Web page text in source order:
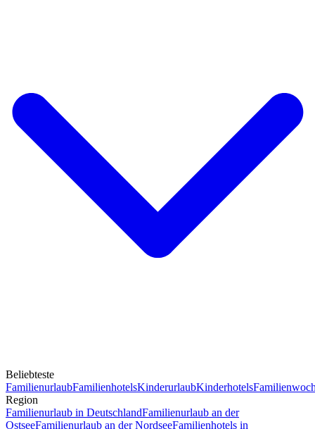
Beliebteste
FamilienurlaubFamilienhotelsKinderurlaubKinderhotels
Region
Familienurlaub in DeutschlandFamilienurlaub an der
OstseeFamilienurlaub an der NordseeFamilienhotels in